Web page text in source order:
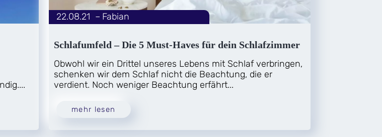
Schlafumfeld – Die 5 Must-Haves für dein Schlafzimmer
Fabian
22.08.21
Obwohl wir ein Drittel unseres Lebens mit Schlaf verbringen,
schenken wir dem Schlaf nicht die Beachtung, die er
verdient. Noch weniger Beachtung erfährt...
mehr lesen